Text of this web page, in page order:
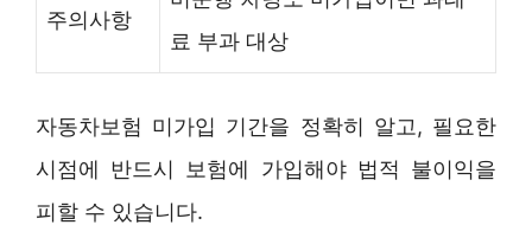
주의사항
료 부과 대상
자동차보험 미가입 기간을 정확히 알고, 필요한
시점에 반드시 보험에 가입해야 법적 불이익을
피할 수 있습니다.